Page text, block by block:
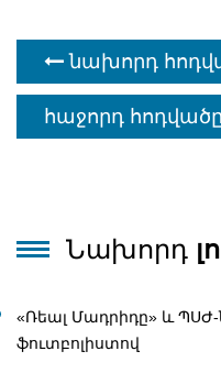
նախորդ
հաջորդ հոդվածը
Նախորդ
«Ռեալ Մադրիդը» և
ֆուտբոլիստով